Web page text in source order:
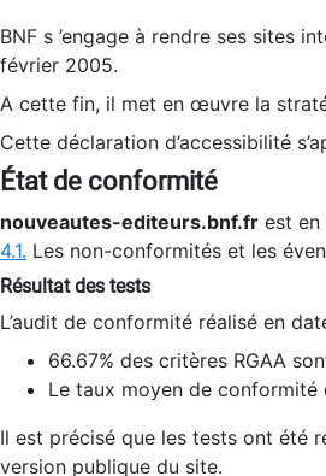
BNF s ’engage à rendre ses sites
février 2005.
A cette fin, il met en œuvre la
Cette déclaration d’accessibilité
État de conformité
nouveautes-editeurs.bnf.fr est en
4.1. Les non-conformités et les
Résultat des tests
L’audit de conformité réalisé en
66.67% des critères RGAA
Le taux moyen de conformité
Il est précisé que les tests ont été
version publique du site.